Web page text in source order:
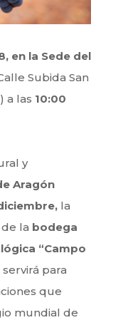
en la Sede del
Subida San
a las 10:00
y
Aragón
la
la bodega
“Campo
para
que
mundial de